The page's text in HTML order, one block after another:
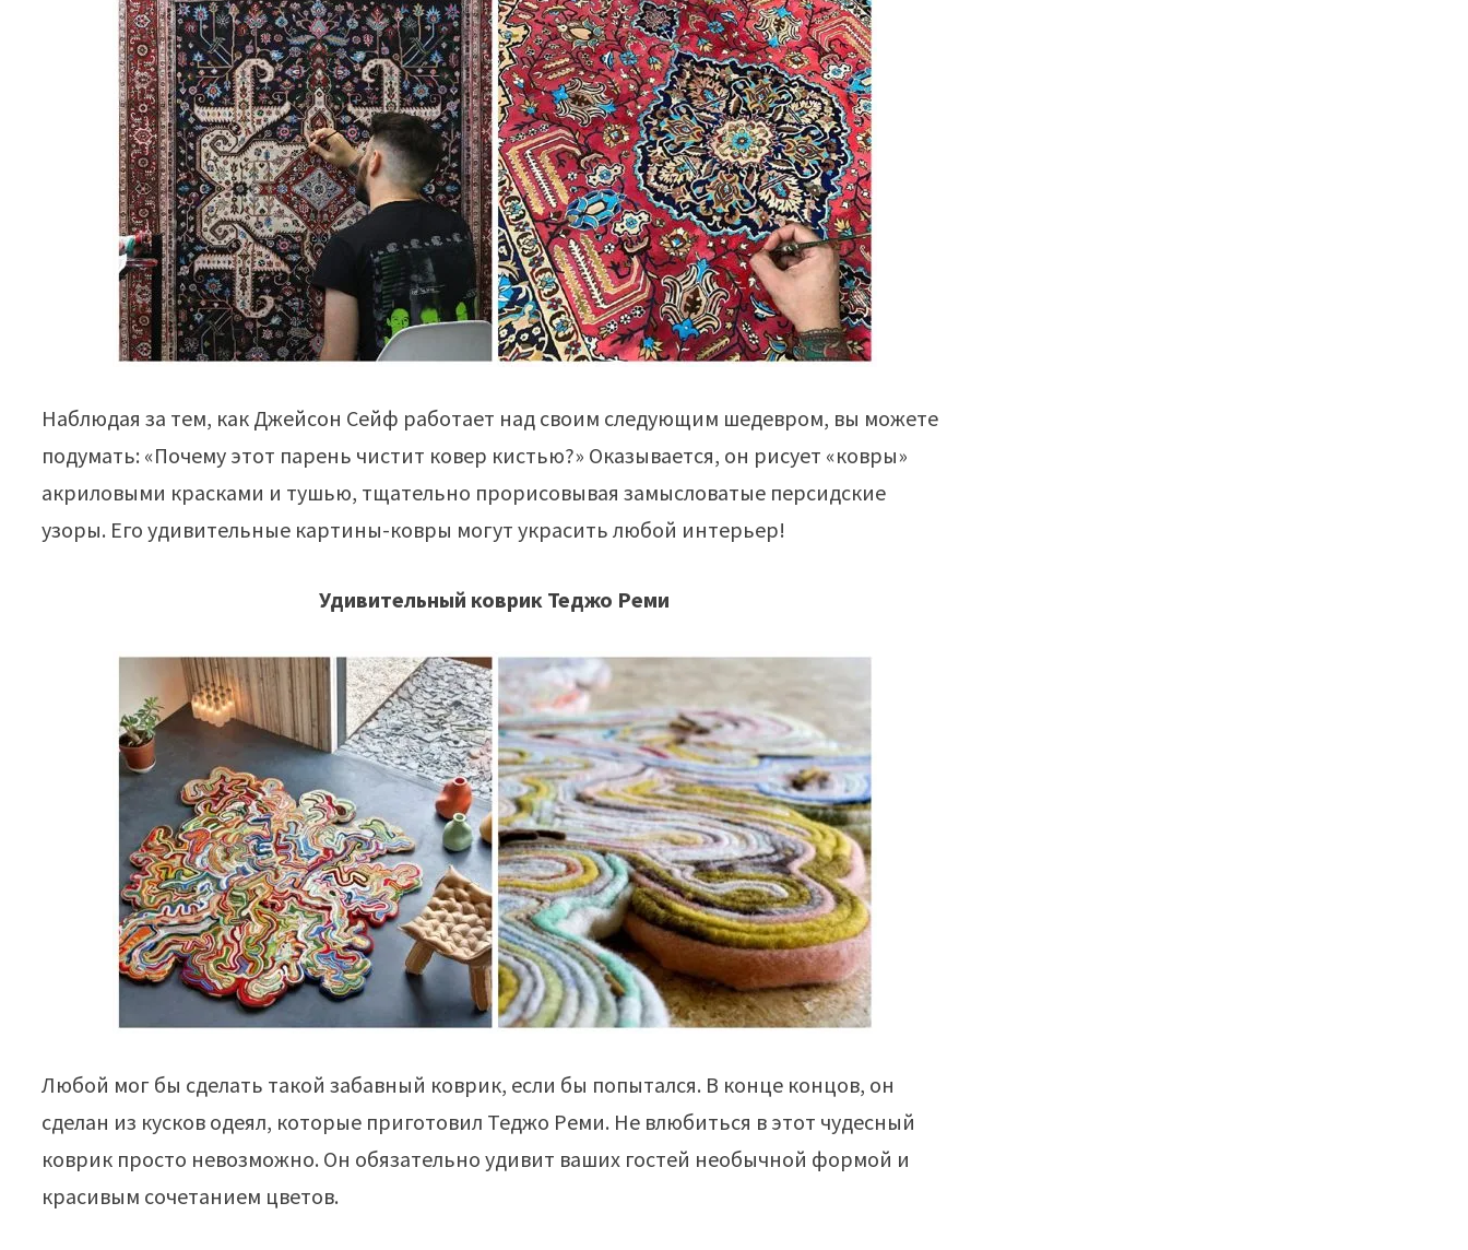
Наблюдая за тем, как Джейсон Сейф работает над своим следующим шедевром, вы можете
подумать: «Почему этот парень чистит ковер кистью?» Оказывается, он рисует «ковры»
акриловыми красками и тушью, тщательно прорисовывая замысловатые персидские
узоры. Его удивительные картины-ковры могут украсить любой интерьер!
Удивительный коврик Теджо Реми
Любой мог бы сделать такой забавный коврик, если бы попытался. В конце концов, он
сделан из кусков одеял, которые приготовил Теджо Реми. Не влюбиться в этот чудесный
коврик просто невозможно. Он обязательно удивит ваших гостей необычной формой и
красивым сочетанием цветов.